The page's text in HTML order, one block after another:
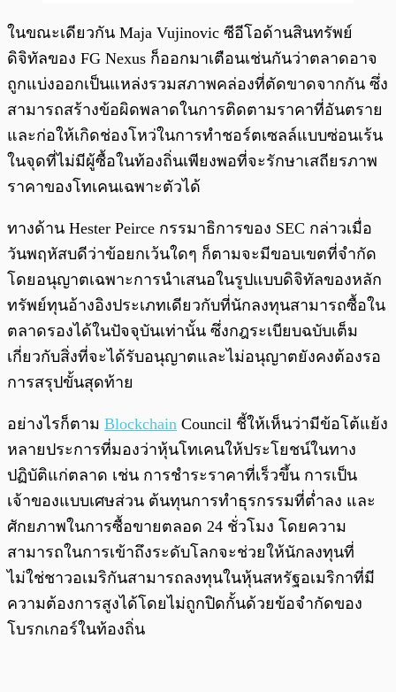
ในขณะเดียวกัน Maja Vujinovic ซีอีโอด้านสินทรัพย์
ดิจิทัลของ FG Nexus ก็ออกมาเตือนเช่นกันว่าตลาดอาจ
ถูกแบ่งออกเป็นแหล่งรวมสภาพคล่องที่ตัดขาดจากกัน ซึ่ง
สามารถสร้างข้อผิดพลาดในการติดตามราคาที่อันตราย
และก่อให้เกิดช่องโหว่ในการทำชอร์ตเซลล์แบบซ่อนเร้น
ในจุดที่ไม่มีผู้ซื้อในท้องถิ่นเพียงพอที่จะรักษาเสถียรภาพ
ราคาของโทเคนเฉพาะตัวได้
ทางด้าน Hester Peirce กรรมาธิการของ SEC กล่าวเมื่อ
วันพฤหัสบดีว่าข้อยกเว้นใดๆ ก็ตามจะมีขอบเขตที่จำกัด
โดยอนุญาตเฉพาะการนำเสนอในรูปแบบดิจิทัลของหลัก
ทรัพย์ทุนอ้างอิงประเภทเดียวกับที่นักลงทุนสามารถซื้อใน
ตลาดรองได้ในปัจจุบันเท่านั้น ซึ่งกฎระเบียบฉบับเต็ม
เกี่ยวกับสิ่งที่จะได้รับอนุญาตและไม่อนุญาตยังคงต้องรอ
การสรุปขั้นสุดท้าย
อย่างไรก็ตาม Blockchain Council ชี้ให้เห็นว่ามีข้อโต้แย้ง
หลายประการที่มองว่าหุ้นโทเคนให้ประโยชน์ในทาง
ปฏิบัติแก่ตลาด เช่น การชำระราคาที่เร็วขึ้น การเป็น
เจ้าของแบบเศษส่วน ต้นทุนการทำธุรกรรมที่ต่ำลง และ
ศักยภาพในการซื้อขายตลอด 24 ชั่วโมง โดยความ
สามารถในการเข้าถึงระดับโลกจะช่วยให้นักลงทุนที่
ไม่ใช่ชาวอเมริกันสามารถลงทุนในหุ้นสหรัฐอเมริกาที่มี
ความต้องการสูงได้โดยไม่ถูกปิดกั้นด้วยข้อจำกัดของ
โบรกเกอร์ในท้องถิ่น